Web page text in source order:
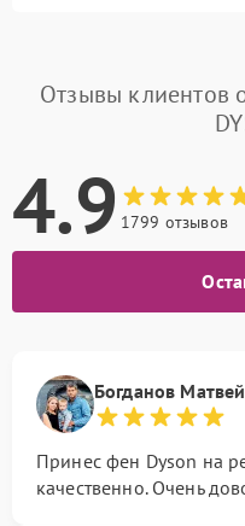
Отзывы клиентов
4.9 1799 отзывов
Богданов Матвей
Принес фен Dyson на
качественно. Очень